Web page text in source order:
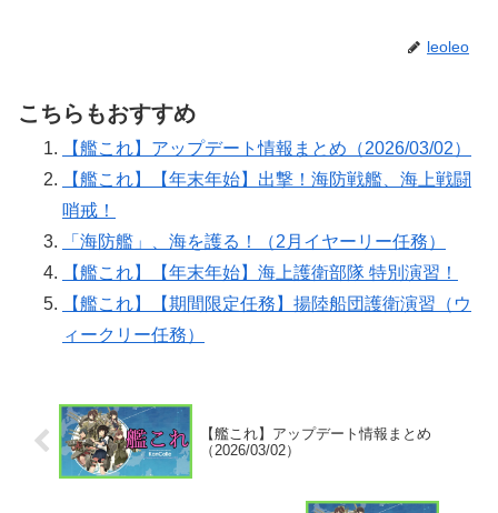
leoleo
こちらもおすすめ
【艦これ】アップデート情報まとめ（2026/03/02）
【艦これ】【年末年始】出撃！海防戦艦、海上戦闘
哨戒！
「海防艦」、海を護る！（2月イヤーリー任務）
【艦これ】【年末年始】海上護衛部隊 特別演習！
【艦これ】【期間限定任務】揚陸船団護衛演習（ウ
ィークリー任務）
【艦これ】アップデート情報まとめ
（2026/03/02）